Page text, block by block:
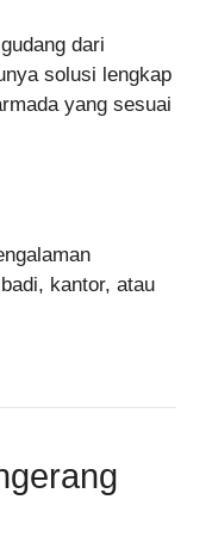
dari
solusi lengkap
yang sesuai
kantor, atau